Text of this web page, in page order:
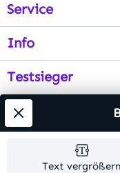
Service
Info
Testsieger
Versandkosten
Text vergrößern